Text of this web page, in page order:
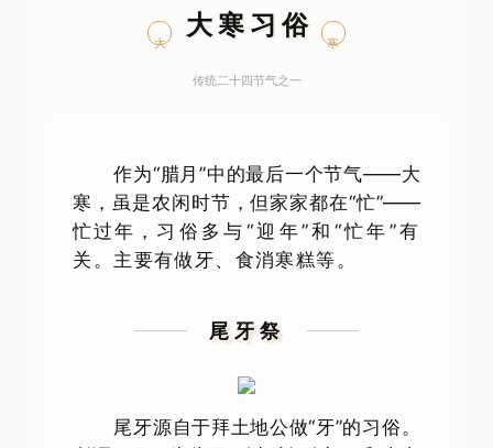
大
大寒习俗
传统二十四节气之一
寒
作为“腊月”中的最后一个节气——大
寒，虽是农闲时节，但家家都在“忙”——
忙过年， 习俗多与“迎年”和“忙年”有
关。主要有做牙、食消寒糕等。
尾牙祭
尾牙源自于拜土地公做“牙”的习俗。